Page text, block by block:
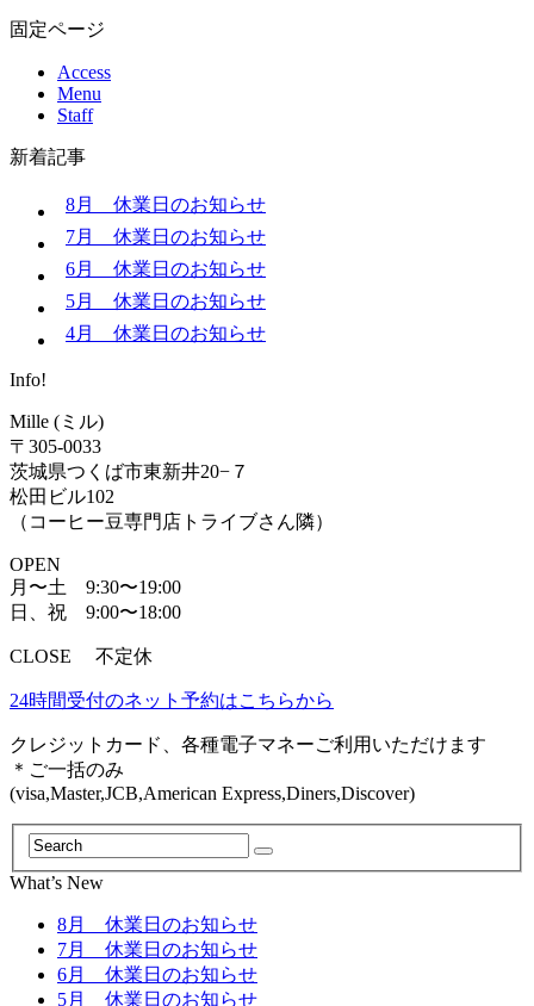
固定ページ
Access
Menu
Staff
新着記事
8月 休業日のお知らせ
7月 休業日のお知らせ
6月 休業日のお知らせ
5月 休業日のお知らせ
4月 休業日のお知らせ
Info!
Mille (ミル)
〒305-0033
茨城県つくば市東新井20−７
松田ビル102
（コーヒー豆専門店トライブさん隣）
OPEN
月〜土 9:30〜19:00
日、祝 9:00〜18:00
CLOSE 不定休
24時間受付のネット予約はこちらから
クレジットカード、各種電子マネーご利用いただけます
＊ご一括のみ
(visa,Master,JCB,American Express,Diners,Discover)
What’s New
8月 休業日のお知らせ
7月 休業日のお知らせ
6月 休業日のお知らせ
5月 休業日のお知らせ